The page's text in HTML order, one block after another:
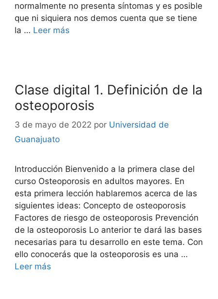
normalmente no presenta síntomas y es posible
que ni siquiera nos demos cuenta que se tiene
la … Leer más
Clase digital 1. Definición de la
osteoporosis
3 de mayo de 2022 por Universidad de
Guanajuato
Introducción Bienvenido a la primera clase del
curso Osteoporosis en adultos mayores. En
esta primera lección hablaremos acerca de las
siguientes ideas: Concepto de osteoporosis
Factores de riesgo de osteoporosis Prevención
de la osteoporosis Lo anterior te dará las bases
necesarias para tu desarrollo en este tema. Con
ello conocerás que la osteoporosis es una …
Leer más